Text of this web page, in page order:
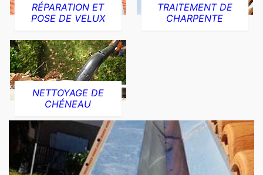
RÉPARATION ET
POSE DE VELUX
TRAITEMENT DE
CHARPENTE
NETTOYAGE DE
CHÉNEAU